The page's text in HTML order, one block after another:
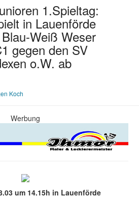
1.Spieltag:
in Lauenförde
Weiß Weser
gegen den SV
o.W. ab
Koch
Werbung
um 14.15h in Lauenförde